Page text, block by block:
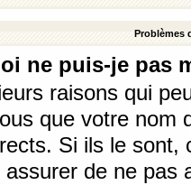
Problèmes
ne puis-je pas
raisons qui
que votre nom
Si ils le sont,
assurer de ne pas